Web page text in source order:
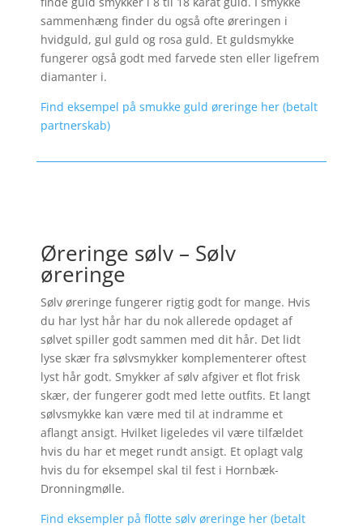
sammenhæng finder du også ofte øreringen i
hvidguld, gul guld og rosa guld. Et guldsmykke
fungerer også godt med farvede sten eller ligefrem
diamanter i.
Find eksempel på smukke guld øreringe her (betalt
partnerskab)
Øreringe sølv – Sølv
øreringe
Sølv øreringe fungerer rigtig godt for mange. Hvis
du har lyst hår har du nok allerede opdaget af
sølvet spiller godt sammen med dit hår. Det lidt
lyse skær fra sølvsmykker komplementerer oftest
lyst hår godt. Smykker af sølv afgiver et flot frisk
skær, der fungerer godt med lette outfits. Et langt
sølvsmykke kan være med til at indramme et
aflangt ansigt. Hvilket ligeledes vil være tilfældet
hvis du har et meget rundt ansigt. Et oplagt valg
hvis du for eksempel skal til fest i Hornbæk-
Dronningmølle.
Find eksempler på flotte sølv øreringe her (betalt